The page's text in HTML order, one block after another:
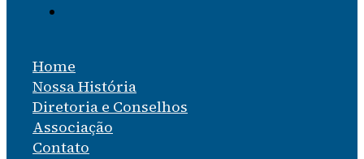
Home
Nossa História
Diretoria e Conselhos
Associação
Contato